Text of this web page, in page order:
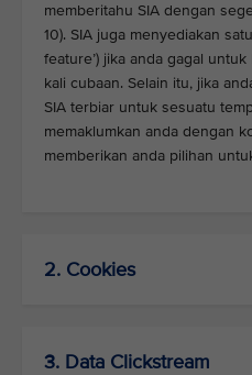
memberitahu SIA dengan
10). SIA juga menyediakan
feature’) jika anda gagal
kali cubaan. Selain itu, jika
SIA terbiar untuk sesuatu
memaklumkan anda dengan
memberikan anda pilihan
2. Cookies
3. Data Clickstream